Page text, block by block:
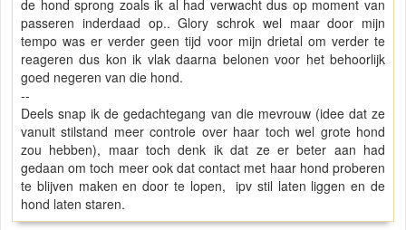
de hond sprong zoals ik al had verwacht dus op moment van
passeren inderdaad op.. Glory schrok wel maar door mijn
tempo was er verder geen tijd voor mijn drietal om verder te
reageren dus kon ik vlak daarna belonen voor het behoorlijk
goed negeren van die hond.
--
Deels snap ik de gedachtegang van die mevrouw (idee dat ze
vanuit stilstand meer controle over haar toch wel grote hond
zou hebben), maar toch denk ik dat ze er beter aan had
gedaan om toch meer ook dat contact met haar hond proberen
te blijven maken en door te lopen, ipv stil laten liggen en de
hond laten staren.